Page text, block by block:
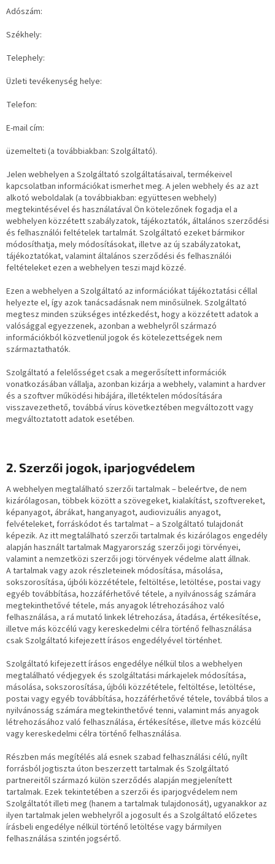
Adószám:
Székhely:
Telephely:
Üzleti tevékenység helye:
Telefon:
E-mail cím:
üzemelteti (a továbbiakban: Szolgáltató).
Jelen webhelyen a Szolgáltató szolgáltatásaival, termékeivel
kapcsolatban információkat ismerhet meg. A jelen webhely és az azt
alkotó weboldalak (a továbbiakban: együttesen webhely)
megtekintésével és használatával Ön kötelezőnek fogadja el a
webhelyen közzétett szabályzatok, tájékoztatók, általános szerződési
és felhasználói feltételek tartalmát. Szolgáltató ezeket bármikor
módosíthatja, mely módosításokat, illetve az új szabályzatokat,
tájékoztatókat, valamint általános szerződési és felhasználói
feltételeket ezen a webhelyen teszi majd közzé.
Ezen a webhelyen a Szolgáltató az információkat tájékoztatási céllal
helyezte el, így azok tanácsadásnak nem minősülnek. Szolgáltató
megtesz minden szükséges intézkedést, hogy a közzétett adatok a
valósággal egyezzenek, azonban a webhelyről származó
információkból közvetlenül jogok és kötelezettségek nem
származtathatók.
Szolgáltató a felelősséget csak a megerősített információk
vonatkozásában vállalja, azonban kizárja a webhely, valamint a hardver
és a szoftver működési hibájára, illetéktelen módosítására
visszavezethető, továbbá vírus következtében megváltozott vagy
megváltoztatott adatok esetében.
2. Szerzői jogok, iparjogvédelem
A webhelyen megtalálható szerzői tartalmak – beleértve, de nem
kizárólagosan, többek között a szövegeket, kialakítást, szoftvereket,
képanyagot, ábrákat, hanganyagot, audiovizuális anyagot,
felvételeket, forráskódot és tartalmat – a Szolgáltató tulajdonát
képezik. Az itt megtalálható szerzői tartalmak és kizárólagos engedély
alapján használt tartalmak Magyarország szerzői jogi törvényei,
valamint a nemzetközi szerzői jogi törvények védelme alatt állnak.
A tartalmak vagy azok részleteinek módosítása, másolása,
sokszorosítása, újbóli közzététele, feltöltése, letöltése, postai vagy
egyéb továbbítása, hozzáférhetővé tétele, a nyilvánosság számára
megtekinthetővé tétele, más anyagok létrehozásához való
felhasználása, a rá mutató linkek létrehozása, átadása, értékesítése,
illetve más közcélú vagy kereskedelmi célra történő felhasználása
csak Szolgáltató kifejezett írásos engedélyével történhet.
Szolgáltató kifejezett írásos engedélye nélkül tilos a webhelyen
megtalálható védjegyek és szolgáltatási márkajelek módosítása,
másolása, sokszorosítása, újbóli közzététele, feltöltése, letöltése,
postai vagy egyéb továbbítása, hozzáférhetővé tétele, továbbá tilos a
nyilvánosság számára megtekinthetővé tenni, valamint más anyagok
létrehozásához való felhasználása, értékesítése, illetve más közcélú
vagy kereskedelmi célra történő felhasználása.
Részben más megítélés alá esnek szabad felhasználási célú, nyílt
forrásból jogtiszta úton beszerzett tartalmak és Szolgáltató
partnereitől származó külön szerződés alapján megjelenített
tartalmak. Ezek tekintetében a szerzői és iparjogvédelem nem
Szolgáltatót illeti meg (hanem a tartalmak tulajdonosát), ugyanakkor az
ilyen tartalmak jelen webhelyről a jogosult és a Szolgáltató előzetes
írásbeli engedélye nélkül történő letöltése vagy bármilyen
felhasználása szintén jogsértő.